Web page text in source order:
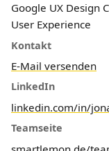
Google UX Design
User Experience
Kontakt
E-Mail versenden
LinkedIn
linkedin.com/in/
Teamseite